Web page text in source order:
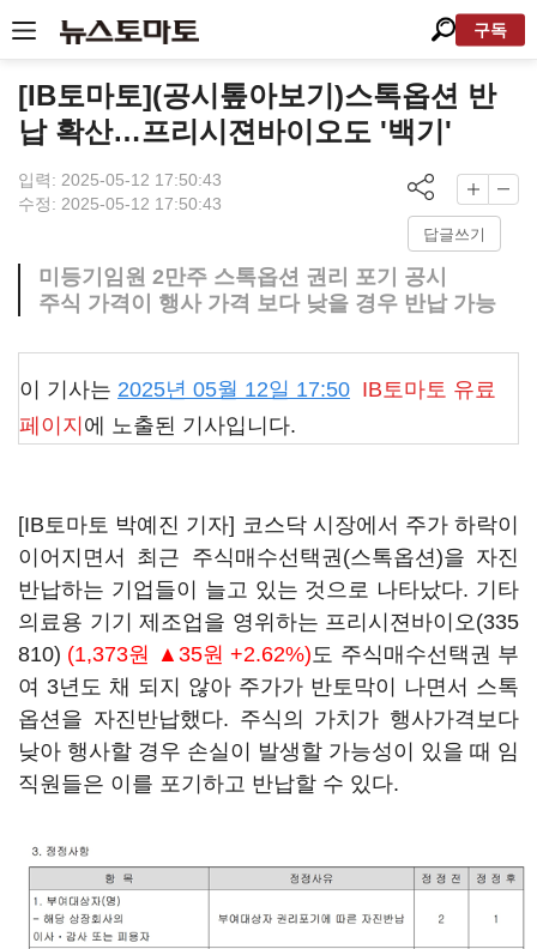
구독
[IB토마토](공시톺아보기)스톡옵션 반
납 확산…프리시젼바이오도 '백기'
입력: 2025-05-12 17:50:43
수정: 2025-05-12 17:50:43
답글쓰기
미등기임원 2만주 스톡옵션 권리 포기 공시
주식 가격이 행사 가격 보다 낮을 경우 반납 가능
이 기사는 2025년 05월 12일 17:50 IB토마토 유료
페이지 에 노출된 기사입니다.
[IB토마토 박예진 기자] 코스닥 시장에서 주가 하락이
이어지면서 최근 주식매수선택권(스톡옵션)을 자진
반납하는 기업들이 늘고 있는 것으로 나타났다. 기타
의료용 기기 제조업을 영위하는 프리시젼바이오(335
810) (1,373원 ▲35원 +2.62%)도 주식매수선택권 부
여 3년도 채 되지 않아 주가가 반토막이 나면서 스톡
옵션을 자진반납했다. 주식의 가치가 행사가격보다
낮아 행사할 경우 손실이 발생할 가능성이 있을 때 임
직원들은 이를 포기하고 반납할 수 있다.